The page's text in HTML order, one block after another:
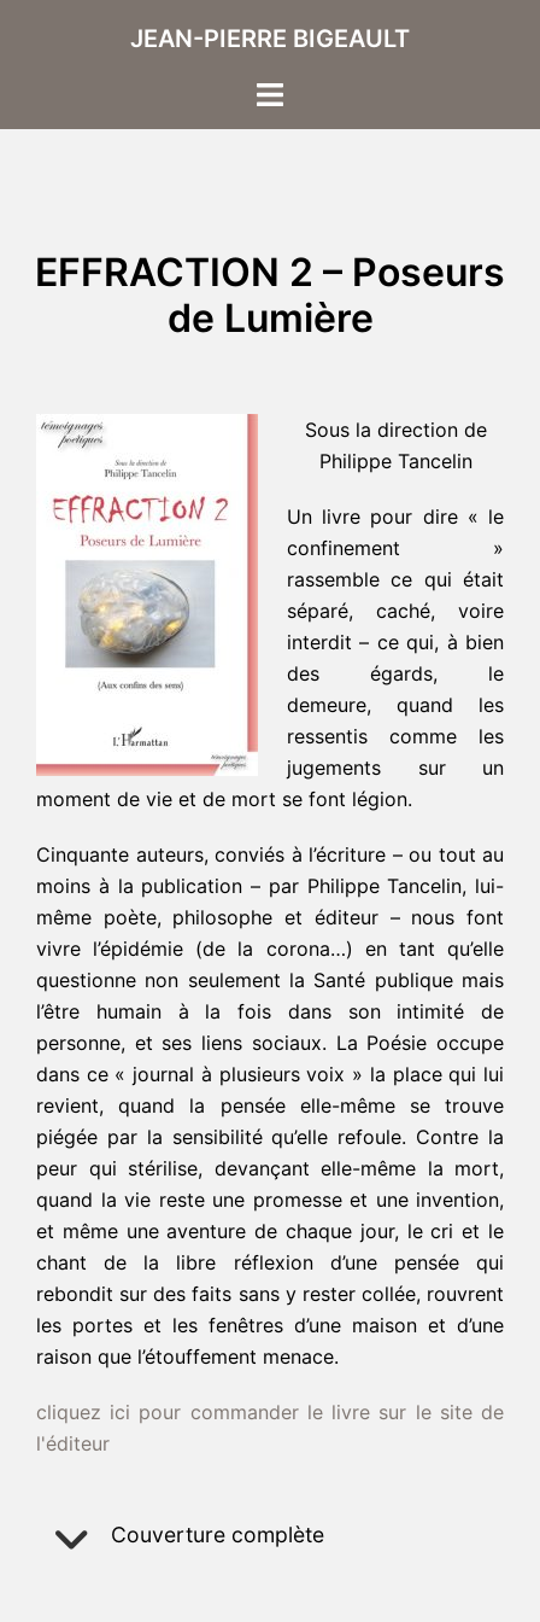
JEAN-PIERRE BIGEAULT
Ouvrir/fermer
EFFRACTION 2 – Poseurs
de Lumière
Sous la direction de
Philippe Tancelin
Un livre pour dire « le
confinement »
rassemble ce qui était
séparé, caché, voire
interdit – ce qui, à bien
des égards, le
demeure, quand les
ressentis comme les
jugements sur un
moment de vie et de mort se font légion.
Cinquante auteurs, conviés à l’écriture – ou tout au
moins à la publication – par Philippe Tancelin, lui-
même poète, philosophe et éditeur – nous font
vivre l’épidémie (de la corona…) en tant qu’elle
questionne non seulement la Santé publique mais
l’être humain à la fois dans son intimité de
personne, et ses liens sociaux. La Poésie occupe
dans ce « journal à plusieurs voix » la place qui lui
revient, quand la pensée elle-même se trouve
piégée par la sensibilité qu’elle refoule. Contre la
peur qui stérilise, devançant elle-même la mort,
quand la vie reste une promesse et une invention,
et même une aventure de chaque jour, le cri et le
chant de la libre réflexion d’une pensée qui
rebondit sur des faits sans y rester collée, rouvrent
les portes et les fenêtres d’une maison et d’une
raison que l’étouffement menace.
cliquez ici pour commander le livre sur le site de
l'éditeur
Couverture complète